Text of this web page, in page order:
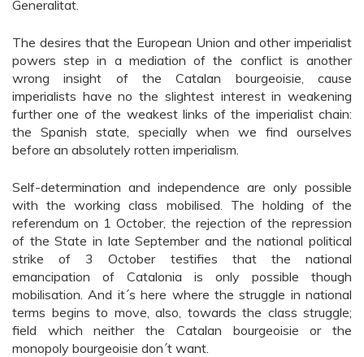
Generalitat.
The desires that the European Union and other imperialist
powers step in a mediation of the conflict is another
wrong insight of the Catalan bourgeoisie, cause
imperialists have no the slightest interest in weakening
further one of the weakest links of the imperialist chain:
the Spanish state, specially when we find ourselves
before an absolutely rotten imperialism.
Self-determination and independence are only possible
with the working class mobilised. The holding of the
referendum on 1 October, the rejection of the repression
of the State in late September and the national political
strike of 3 October testifies that the national
emancipation of Catalonia is only possible though
mobilisation. And it´s here where the struggle in national
terms begins to move, also, towards the class struggle;
field which neither the Catalan bourgeoisie or the
monopoly bourgeoisie don´t want.